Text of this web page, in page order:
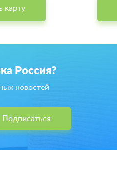
карту
Россия?
новостей
Подписаться